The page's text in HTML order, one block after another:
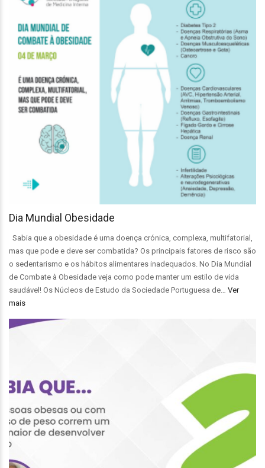
Dia Mundial Obesidade
Sabia que a obesidade é uma doença crónica, complexa, multifatorial,
mas que pode e deve ser combatida? Os principais fatores de risco são
o sedentarismo e os hábitos alimentares inadequados. No Dia Mundial
de Combate à Obesidade veja como pode manter um estilo de vida
saudável! Os Núcleos de Estudo da Sociedade Portuguesa de… Ver
mais